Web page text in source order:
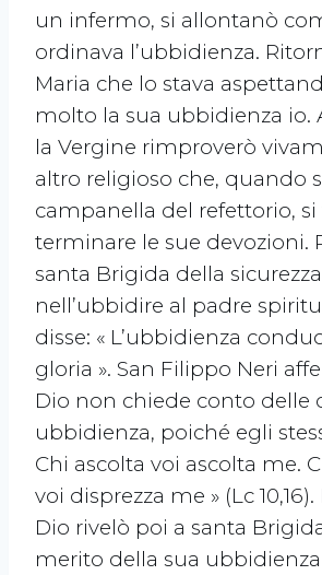
un infermo, si allontanò
ordinava l’ubbidienza.
Maria che lo stava
molto la sua ubbidienza io.
la Vergine rimproverò
altro religioso che, quando
campanella del refettorio,
terminare le sue devozioni.
santa Brigida della
nell’ubbidire al padre
disse: « L’ubbidienza
gloria ». San Filippo Neri
Dio non chiede conto delle
ubbidienza, poiché egli
Chi ascolta voi ascolta me.
voi disprezza me » (Lc
Dio rivelò poi a santa
merito della sua